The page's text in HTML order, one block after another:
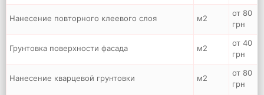
Нанесение повторного клеевого слоя м2
от 80
грн
Грунтовка поверхности фасада м2
от 40
грн
Нанесение кварцевой грунтовки м2
от 80
грн